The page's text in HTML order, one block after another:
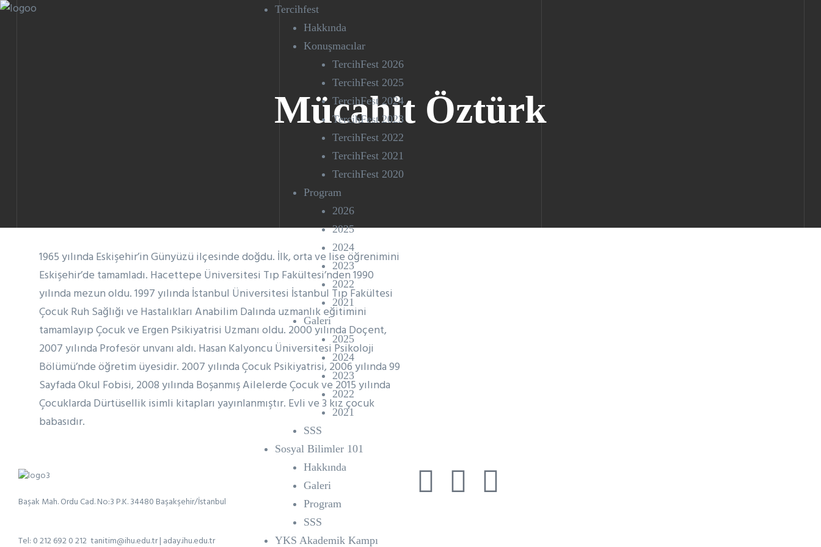
Tercihfest
Hakkında
Konuşmacılar
TercihFest 2026
TercihFest 2025
TercihFest 2024
TercihFest 2023
TercihFest 2022
TercihFest 2021
TercihFest 2020
Program
2026
2025
2024
2023
2022
2021
Galeri
2025
2024
2023
2022
2021
SSS
Sosyal Bilimler 101
Hakkında
Galeri
Program
SSS
YKS Akademik Kampı
Mücahit Öztürk
1965 yılında Eskişehir’in Günyüzü ilçesinde doğdu. İlk, orta ve lise öğrenimini
Eskişehir’de tamamladı. Hacettepe Üniversitesi Tıp Fakültesi’nden 1990
yılında mezun oldu. 1997 yılında İstanbul Üniversitesi İstanbul Tıp Fakültesi
Çocuk Ruh Sağlığı ve Hastalıkları Anabilim Dalında uzmanlık eğitimini
tamamlayıp Çocuk ve Ergen Psikiyatrisi Uzmanı oldu. 2000 yılında Doçent,
2007 yılında Profesör unvanı aldı. Hasan Kalyoncu Üniversitesi Psikoloji
Bölümü’nde öğretim üyesidir. 2007 yılında Çocuk Psikiyatrisi, 2006 yılında 99
Sayfada Okul Fobisi, 2008 yılında Boşanmış Ailelerde Çocuk ve 2015 yılında
Çocuklarda Dürtüsellik isimli kitapları yayınlanmıştır. Evli ve 3 kız çocuk
babasıdır.
Başak Mah. Ordu Cad. No:3 P.K. 34480 Başakşehir/İstanbul
Tel: 0 212 692 0 212 tanitim@ihu.edu.tr| aday.ihu.edu.tr